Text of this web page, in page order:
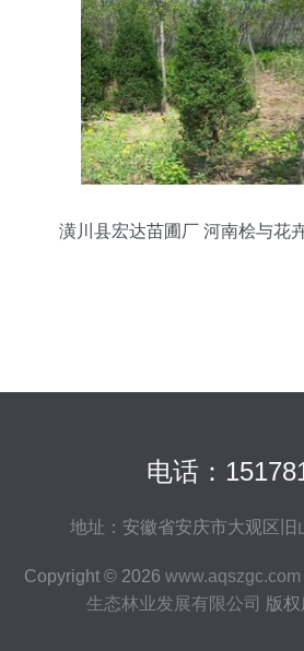
潢川县宏达苗圃厂 河南桧与花
电话：
地址：安徽省安庆市大观区旧
Copyright © 2026 www.aqszgc.com
生态林业发展有限公司 版